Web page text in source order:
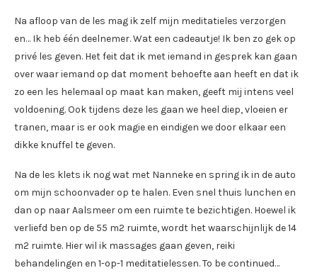
Na afloop van de les mag ik zelf mijn meditatieles verzorgen
en… Ik heb één deelnemer. Wat een cadeautje! Ik ben zo gek op
privé les geven. Het feit dat ik met iemand in gesprek kan gaan
over waar iemand op dat moment behoefte aan heeft en dat ik
zo een les helemaal op maat kan maken, geeft mij intens veel
voldoening. Ook tijdens deze les gaan we heel diep, vloeien er
tranen, maar is er ook magie en eindigen we door elkaar een
dikke knuffel te geven.
Na de les klets ik nog wat met Nanneke en spring ik in de auto
om mijn schoonvader op te halen. Even snel thuis lunchen en
dan op naar Aalsmeer om een ruimte te bezichtigen. Hoewel ik
verliefd ben op de 55 m2 ruimte, wordt het waarschijnlijk de 14
m2 ruimte. Hier wil ik massages gaan geven, reiki
behandelingen en 1-op-1 meditatielessen. To be continued…